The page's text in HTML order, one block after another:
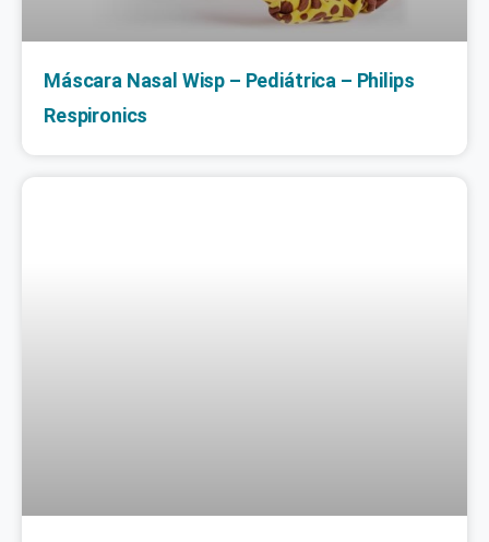
Máscara Nasal Wisp – Pediátrica – Philips
Respironics